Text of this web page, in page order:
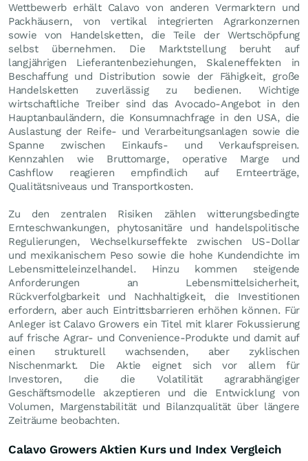
Wettbewerb erhält Calavo von anderen Vermarktern und
Packhäusern, von vertikal integrierten Agrarkonzernen
sowie von Handelsketten, die Teile der Wertschöpfung
selbst übernehmen. Die Marktstellung beruht auf
langjährigen Lieferantenbeziehungen, Skaleneffekten in
Beschaffung und Distribution sowie der Fähigkeit, große
Handelsketten zuverlässig zu bedienen. Wichtige
wirtschaftliche Treiber sind das Avocado-Angebot in den
Hauptanbauländern, die Konsumnachfrage in den USA, die
Auslastung der Reife- und Verarbeitungsanlagen sowie die
Spanne zwischen Einkaufs- und Verkaufspreisen.
Kennzahlen wie Bruttomarge, operative Marge und
Cashflow reagieren empfindlich auf Ernteerträge,
Qualitätsniveaus und Transportkosten.
Zu den zentralen Risiken zählen witterungsbedingte
Ernteschwankungen, phytosanitäre und handelspolitische
Regulierungen, Wechselkurseffekte zwischen US-Dollar
und mexikanischem Peso sowie die hohe Kundendichte im
Lebensmitteleinzelhandel. Hinzu kommen steigende
Anforderungen an Lebensmittelsicherheit,
Rückverfolgbarkeit und Nachhaltigkeit, die Investitionen
erfordern, aber auch Eintrittsbarrieren erhöhen können. Für
Anleger ist Calavo Growers ein Titel mit klarer Fokussierung
auf frische Agrar- und Convenience-Produkte und damit auf
einen strukturell wachsenden, aber zyklischen
Nischenmarkt. Die Aktie eignet sich vor allem für
Investoren, die die Volatilität agrarabhängiger
Geschäftsmodelle akzeptieren und die Entwicklung von
Volumen, Margenstabilität und Bilanzqualität über längere
Zeiträume beobachten.
Calavo Growers Aktien Kurs und Index Vergleich